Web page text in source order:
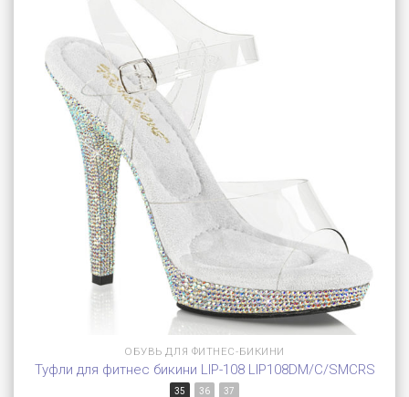
ОБУВЬ ДЛЯ ФИТНЕС-БИКИНИ
Туфли для фитнес бикини LIP-108 LIP108DM/C/SMCRS
35 36 37